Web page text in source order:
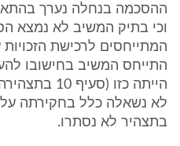
וכי בתיק המשיב לא נמצא
המתייחסים לרכישת הזכויות
התייחס המשיב בחישובו
הייתה כזו
לא נשאלה כלל בחקירתה על
בתצהיר לא נסתרו.